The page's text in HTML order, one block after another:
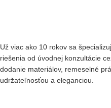
Už viac ako 10 rokov sa
riešenia od úvodnej konzultácie
dodanie materiálov, remeselné
udržateľnosťou a eleganciou.